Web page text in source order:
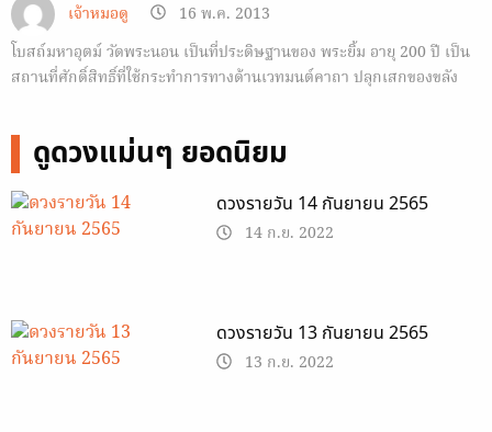
เจ้าหมอดู
16 พ.ค. 2013
โบสถ์มหาอุตม์ วัดพระนอน เป็นที่ประดิษฐานของ พระยิ้ม อายุ 200 ปี เป็น
สถานที่ศักดิ์สิทธิ์ที่ใช้กระทำการทางด้านเวทมนต์คาถา ปลุกเสกของขลัง
ดูดวงแม่นๆ ยอดนิยม
ดวงรายวัน 14 กันยายน 2565
14 ก.ย. 2022
ดวงรายวัน 13 กันยายน 2565
13 ก.ย. 2022